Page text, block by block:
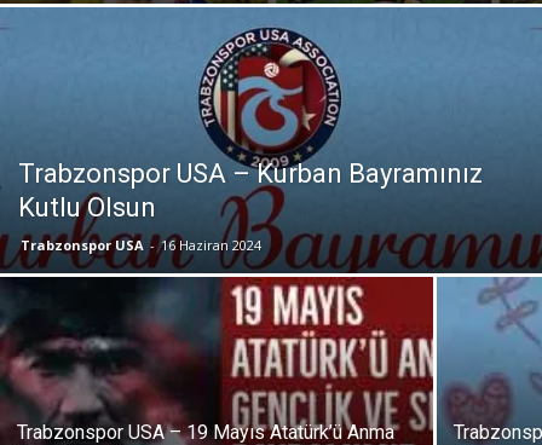
Trabzonspor USA – Kurban Bayramınız
Kutlu Olsun
Trabzonspor USA - 16 Haziran 2024
Trabzonspor USA – 19 Mayıs Atatürk’ü Anma